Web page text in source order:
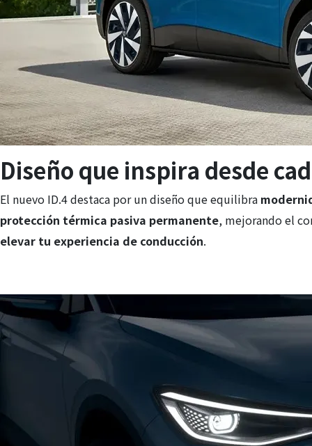
Diseño que inspira desde
El nuevo ID.4 destaca por un diseño que equilibra
protección térmica pasiva permanente, mejorando el
elevar tu experiencia de conducción.